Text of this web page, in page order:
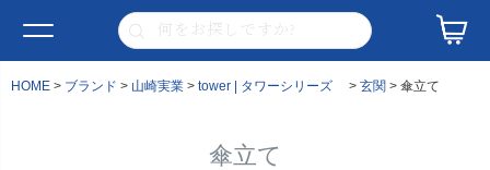
HOME ブランド 山崎実業 tower | タワーシリーズ 玄関 傘立て
傘立て